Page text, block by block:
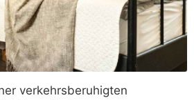
verkehrsberuhigten